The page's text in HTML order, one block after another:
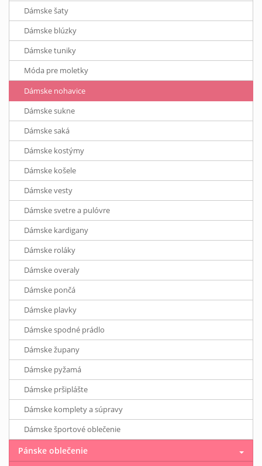
Dámske šaty
Dámske blúzky
Dámske tuniky
Móda pre moletky
Dámske nohavice
Dámske sukne
Dámske saká
Dámske kostýmy
Dámske košele
Dámske vesty
Dámske svetre a pulóvre
Dámske kardigany
Dámske roláky
Dámske overaly
Dámske pončá
Dámske plavky
Dámske spodné prádlo
Dámske župany
Dámske pyžamá
Dámske pršiplášte
Dámske komplety a súpravy
Dámske športové oblečenie
Pánske oblečenie